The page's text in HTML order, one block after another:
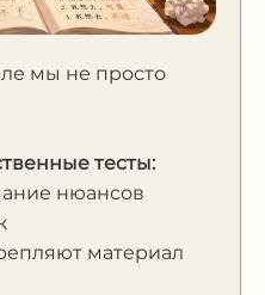
мы не просто
тесты:
нюансов
материал